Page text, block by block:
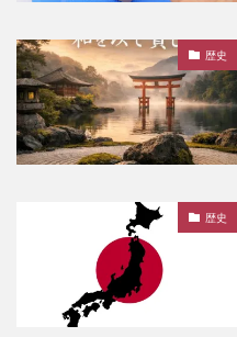
歴史
歴史